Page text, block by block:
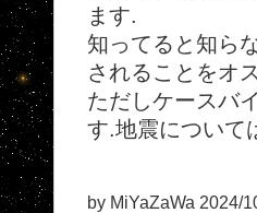
ます.
知ってると知ら
されることをオ
ただしケースバ
す.地震について
by MiYaZaWa 2024/